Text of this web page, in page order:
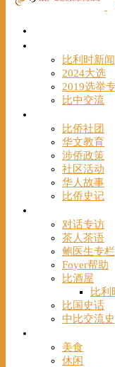
比利时新闻
2024大选
2019选举
比中交流
比侨社团
华文教育
涉侨政策
社区活动
华人故事
比侨史记
对话专访
茶人茶语
鲍医生专栏
Foyer帮助
比酒屋
比利
比国史话
中比交流史
美食
休闲